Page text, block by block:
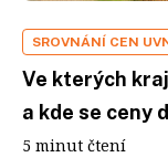
SROVNÁNÍ CEN
Ve kterých
a kde se ceny
5 minut čtení